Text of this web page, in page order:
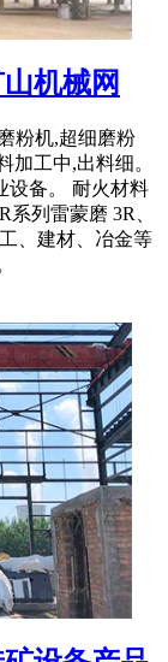
机械网
粉机,超细磨粉
加工中,出料细。
设备。 耐火材料
列雷蒙磨 3R、
、建材、冶金等